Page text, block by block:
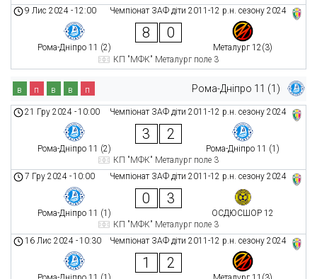
Чемпіонат ЗАФ діти 2011-12 р.н. сезону 2024
9 Лис 2024 -12:00
Рома-Дніпро 11 (2)
8 0
Металург 12(3)
КП "МФК" Металург поле 3
Рома-Дніпро 11 (1)
в п в в п
Чемпіонат ЗАФ діти 2011-12 р.н. сезону 2024
21 Гру 2024 -10:00
Рома-Дніпро 11 (2)
3 2
Рома-Дніпро 11 (1)
КП "МФК" Металург поле 3
Чемпіонат ЗАФ діти 2011-12 р.н. сезону 2024
7 Гру 2024 -10:00
Рома-Дніпро 11 (1)
0 3
ОСДЮСШОР 12
КП "МФК" Металург поле 3
Чемпіонат ЗАФ діти 2011-12 р.н. сезону 2024
16 Лис 2024 -10:30
1 2